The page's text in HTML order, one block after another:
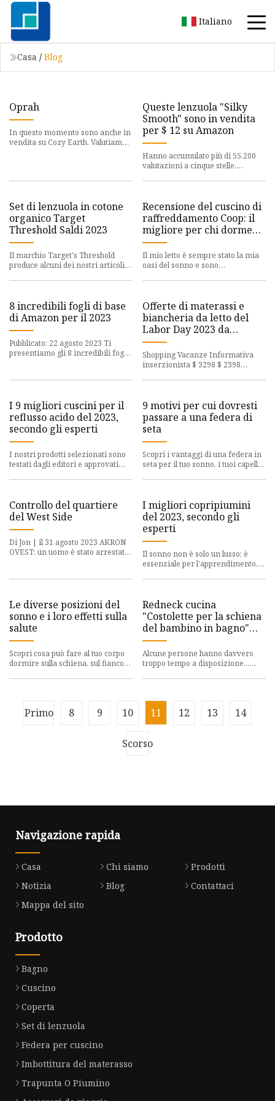
Italiano
Casa / Blog
Oprah
In questo momento sono anche in
vendita su Cozy Earth. Valutiamo
Queste lenzuola "Silky
Smooth" sono in vendita
per $ 12 su Amazon
Hanno accumulato più di 55.200
valutazioni a cinque stelle.
Set di lenzuola in cotone
organico Target
Threshold Saldi 2023
Il marchio Target's Threshold
produce alcuni dei nostri articoli
Recensione del cuscino di
raffreddamento Coop: il
migliore per chi dorme
sul lato caldo
Il mio letto è sempre stato la mia
oasi del sonno e sono
8 incredibili fogli di base
di Amazon per il 2023
Pubblicato: 22 agosto 2023 Ti
presentiamo gli 8 incredibili fogli
Offerte di materassi e
biancheria da letto del
Labor Day 2023 da
acquistare da Brooklinen,
Avocado e Luna
Shopping Vacanze Informativa
inserzionista $ 3298 $ 2398
I 9 migliori cuscini per il
reflusso acido del 2023,
secondo gli esperti
I nostri prodotti selezionati sono
testati dagli editori e approvati
9 motivi per cui dovresti
passare a una federa di
seta
Scopri i vantaggi di una federa in
seta per il tuo sonno, i tuoi capelli
Controllo del quartiere
del West Side
Di Jon | il 31 agosto 2023 AKRON
OVEST: un uomo è stato arrestato
I migliori copripiumini
del 2023, secondo gli
esperti
Il sonno non è solo un lusso; è
essenziale per l'apprendimento,
Le diverse posizioni del
sonno e i loro effetti sulla
salute
Scopri cosa può fare al tuo corpo
dormire sulla schiena, sul fianco,
Redneck cucina
"Costolette per la schiena
del bambino in bagno"
con asciugacapelli e
federa nella sua camera
d'albergo
Alcune persone hanno davvero
troppo tempo a disposizione...
Primo 8 9 10 11 12 13 14
Scorso
Navigazione rapida
Casa Chi siamo
Prodotti
Notizia
Blog
Contattaci
Mappa del sito
Prodotto
Bagno
Cuscino
Coperta
Set di lenzuola
Federa per cuscino
Imbottitura del materasso
Trapunta O Piumino